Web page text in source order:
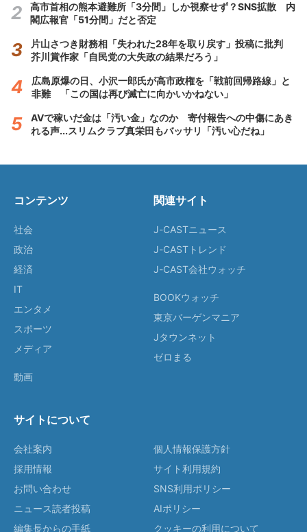
高市首相の熊本避難所「3分間」しか視察せず？SNS拡散 内
閣広報官「51分間」だと否定
片山さつき財務相「失われた28年を取り戻す」投稿に批判
芥川賞作家「自民党の大失政の結果だろう」
広島原爆の日、小沢一郎氏が高市政権を「戦前回帰路線」と
非難 「この国は再び滅亡に向かいかねない」
AVで稼いだ金は「汚い金」なのか 寄付報告への中傷にあき
れる声...スリムクラブ真栄田もバッサリ「汚い心だね」
コンテンツ
社会
政治
経済
IT
エンタメ
スポーツ
メディア
動画
関連サイト
J-CASTニュース
J-CASTトレンド
J-CAST会社ウォッチ
BOOKウォッチ
東京バーゲンマニア
Jタウンネット
ゼロまる
サイトについて
会社案内
採用情報
お問い合わせ
ニュース読者投稿
編集長からの手紙
個人情報保護方針
サイト利用規約
SNS利用ポリシー
AIポリシー
クッキーの利用について